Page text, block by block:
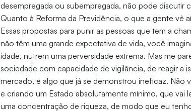
desempregada ou subempregada, não pode discutir
Quanto à Reforma da Previdência, o que a gente vê
Essas propostas para punir as pessoas que tem a
não têm uma grande expectativa de vida, você
idade, nutrem uma perversidade extrema. Mas me
sociedade com capacidade de vigilância, de reagir a
mercado, é algo que já se demonstrou ineficaz. Não
e criando um Estado absolutamente mínimo, que vai
uma concentração de riqueza, de modo que eu